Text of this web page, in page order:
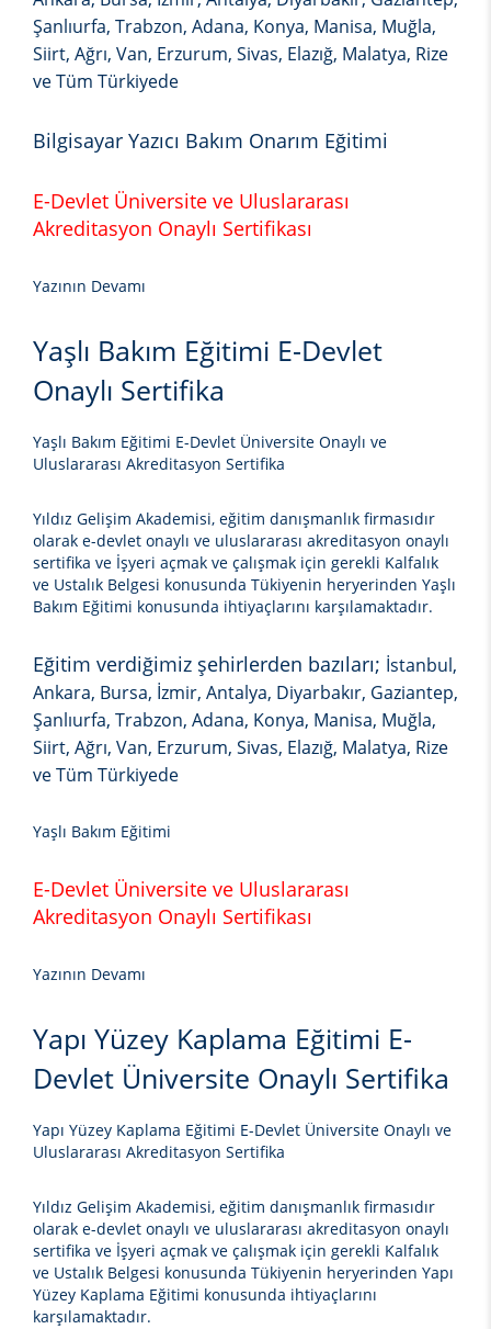
Şanlıurfa, Trabzon, Adana, Konya, Manisa, Muğla,
Siirt, Ağrı, Van, Erzurum, Sivas, Elazığ, Malatya, Rize
ve Tüm Türkiyede
Bilgisayar Yazıcı Bakım Onarım Eğitimi
E-Devlet Üniversite ve Uluslararası
Akreditasyon Onaylı Sertifikası
Yazının Devamı
Yaşlı Bakım Eğitimi E-Devlet
Onaylı Sertifika
Yaşlı Bakım Eğitimi E-Devlet Üniversite Onaylı ve
Uluslararası Akreditasyon Sertifika
Yıldız Gelişim Akademisi, eğitim danışmanlık firmasıdır
olarak e-devlet onaylı ve uluslararası akreditasyon onaylı
sertifika ve İşyeri açmak ve çalışmak için gerekli Kalfalık
ve Ustalık Belgesi konusunda Tükiyenin heryerinden Yaşlı
Bakım Eğitimi konusunda ihtiyaçlarını karşılamaktadır.
Eğitim verdiğimiz şehirlerden bazıları; İstanbul,
Ankara, Bursa, İzmir, Antalya, Diyarbakır, Gaziantep,
Şanlıurfa, Trabzon, Adana, Konya, Manisa, Muğla,
Siirt, Ağrı, Van, Erzurum, Sivas, Elazığ, Malatya, Rize
ve Tüm Türkiyede
Yaşlı Bakım Eğitimi
E-Devlet Üniversite ve Uluslararası
Akreditasyon Onaylı Sertifikası
Yazının Devamı
Yapı Yüzey Kaplama Eğitimi E-
Devlet Üniversite Onaylı Sertifika
Yapı Yüzey Kaplama Eğitimi E-Devlet Üniversite Onaylı ve
Uluslararası Akreditasyon Sertifika
Yıldız Gelişim Akademisi, eğitim danışmanlık firmasıdır
olarak e-devlet onaylı ve uluslararası akreditasyon onaylı
sertifika ve İşyeri açmak ve çalışmak için gerekli Kalfalık
ve Ustalık Belgesi konusunda Tükiyenin heryerinden Yapı
Yüzey Kaplama Eğitimi konusunda ihtiyaçlarını
karşılamaktadır.